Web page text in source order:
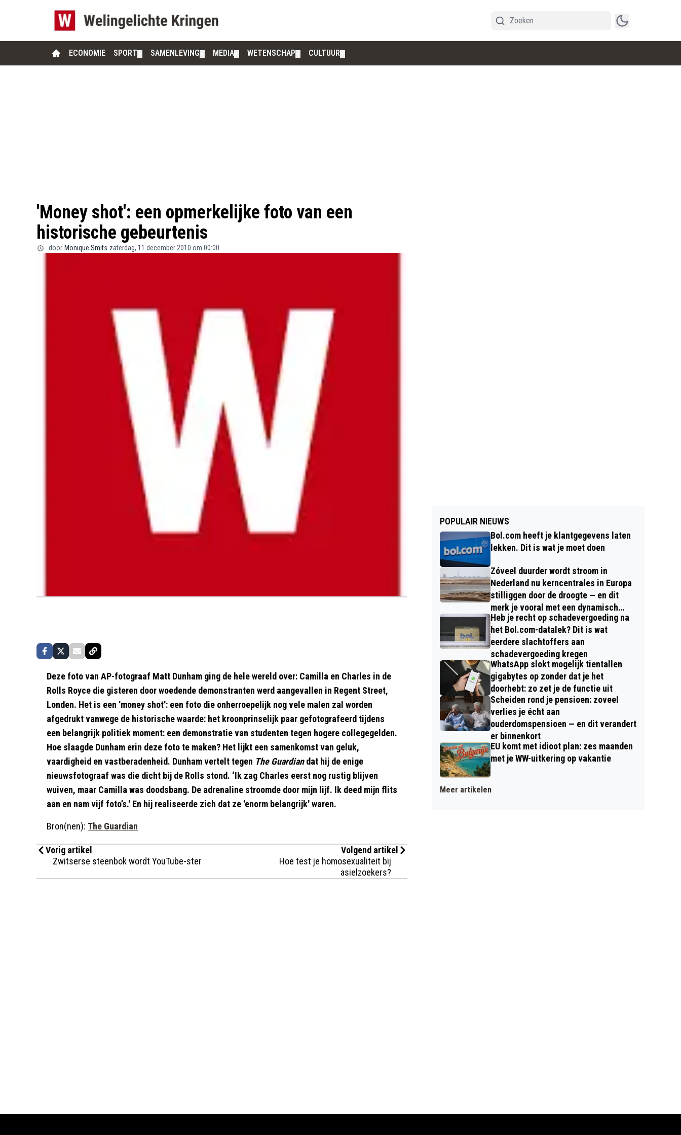
ECONOMIE SPORT SAMENLEVING MEDIA WETENSCHAP CULTUUR
'Money shot': een opmerkelijke foto van een
historische gebeurtenis
door Monique Smits zaterdag, 11 december 2010 om 00:00
Deze foto van AP-fotograaf Matt Dunham ging de hele wereld over: Camilla en Charles in de
Rolls Royce die gisteren door woedende demonstranten werd aangevallen in Regent Street,
Londen. Het is een 'money shot': een foto die onherroepelijk nog vele malen zal worden
afgedrukt vanwege de historische waarde: het kroonprinselijk paar gefotografeerd tijdens
een belangrijk politiek moment: een demonstratie van studenten tegen hogere collegegelden.
Hoe slaagde Dunham erin deze foto te maken? Het lijkt een samenkomst van geluk,
vaardigheid en vastberadenheid. Dunham vertelt tegen The Guardiandat hij de enige
nieuwsfotograaf was die dicht bij de Rolls stond. ‘Ik zag Charles eerst nog rustig blijven
wuiven, maar Camilla was doodsbang. De adrenaline stroomde door mijn lijf. Ik deed mijn flits
aan en nam vijf foto’s.' En hij realiseerde zich dat ze 'enorm belangrijk' waren.
Bron(nen): The Guardian
Vorig artikel
Zwitserse steenbok wordt YouTube-ster
Volgend artikel
Hoe test je homosexualiteit bij
asielzoekers?
POPULAIR NIEUWS
Bol.com heeft je klantgegevens laten
lekken. Dit is wat je moet doen
Zóveel duurder wordt stroom in
Nederland nu kerncentrales in Europa
stilliggen door de droogte — en dit
merk je vooral met een dynamisch
contract
Heb je recht op schadevergoeding na
het Bol.com-datalek? Dit is wat
eerdere slachtoffers aan
schadevergoeding kregen
WhatsApp slokt mogelijk tientallen
gigabytes op zonder dat je het
doorhebt: zo zet je de functie uit
Scheiden rond je pensioen: zoveel
verlies je écht aan
ouderdomspensioen — en dit verandert
er binnenkort
EU komt met idioot plan: zes maanden
met je WW-uitkering op vakantie
Meer artikelen